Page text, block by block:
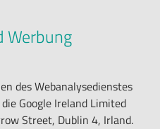
Werbung
des Webanalysedienstes
Google Ireland Limited
Street, Dublin 4, Irland.